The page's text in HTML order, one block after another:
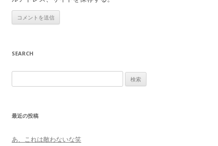
SEARCH
索:
最近の投稿
あ、これは敵わないな笑